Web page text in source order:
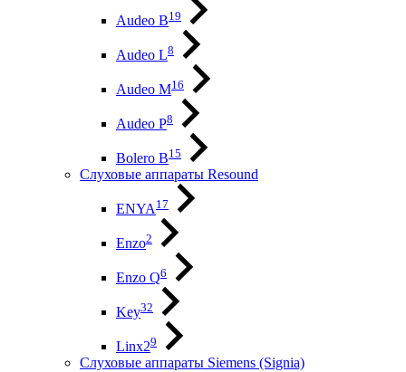
Audeo B19
Audeo L8
Audeo М16
Audeo P8
Bolero B15
Слуховые аппараты Resound
ENYA 17
Enzo2
Enzo Q6
Key32
Linx29
Слуховые аппараты Siemens (Signia)